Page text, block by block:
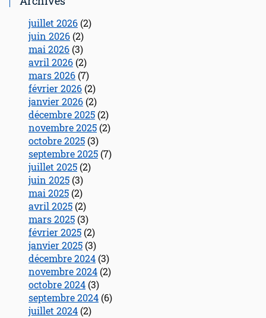
juillet 2026 (2)
juin 2026 (2)
mai 2026 (3)
avril 2026 (2)
mars 2026 (7)
février 2026 (2)
janvier 2026 (2)
décembre 2025 (2)
novembre 2025 (2)
octobre 2025 (3)
septembre 2025 (7)
juillet 2025 (2)
juin 2025 (3)
mai 2025 (2)
avril 2025 (2)
mars 2025 (3)
février 2025 (2)
janvier 2025 (3)
décembre 2024 (3)
novembre 2024 (2)
octobre 2024 (3)
septembre 2024 (6)
juillet 2024 (2)